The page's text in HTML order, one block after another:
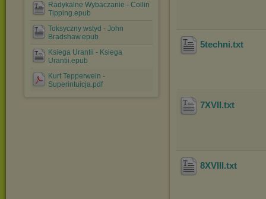
Radykalne Wybaczanie - Collin
Tipping.epub
Toksyczny wstyd - John
Bradshaw.epub
Ksiega Urantii - Ksiega
Urantii.epub
Kurt Tepperwein -
Superintuicja.pdf
5techni.txt
7XVII .txt
8XVIII .txt